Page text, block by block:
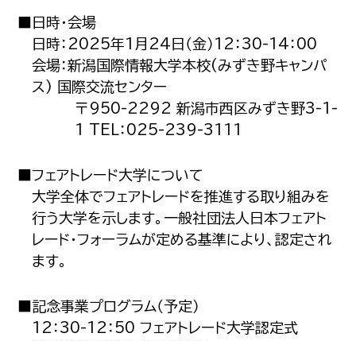
■日時・会場
日時：2025年1月24日（金）12：30-14：00
会場：新潟国際情報大学本校(みずき野キャンパ
ス) 国際交流センター
〒950-2292 新潟市西区みずき野3-1-
1 TEL：025-239-3111
■フェアトレード大学について
大学全体でフェアトレードを推進する取り組みを
行う大学を示します。一般社団法人日本フェアト
レード・フォーラムが定める基準により、認定され
ます。
■記念事業プログラム（予定）
12：30-12：50 フェアトレード大学認定式